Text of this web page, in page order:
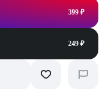
399 ₽
249 ₽